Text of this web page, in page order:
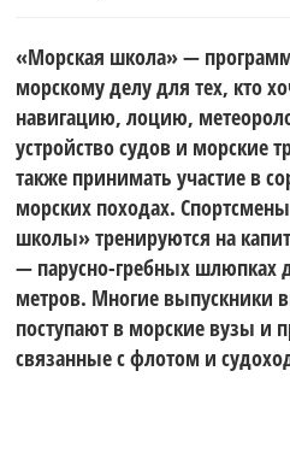
«Морская школа» —
морскому делу для тех, кто
навигацию, лоцию,
устройство судов и морские
также принимать участие в
морских походах.
школы» тренируются на
— парусно-гребных шлюпках
метров. Многие выпускники
поступают в морские вузы и
связанные с флотом и